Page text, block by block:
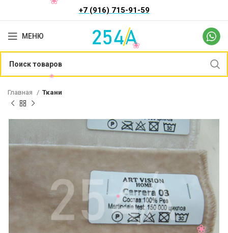
+7 (916) 715-91-59
МЕНЮ
Главная Ткани